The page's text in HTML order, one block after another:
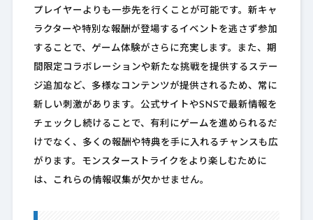
プレイヤーよりも一歩先を行くことが可能です。新キャ
ラクターや特別な報酬が登場するイベントを逃さず参加
することで、ゲーム体験がさらに充実します。また、期
間限定コラボレーションや新たな挑戦を提供するステー
ジ追加など、多様なコンテンツが提供されるため、常に
新しい刺激があります。公式サイトやSNSで最新情報を
チェックし続けることで、有利にゲームを進められるだ
けでなく、多くの報酬や特典を手に入れるチャンスも広
がります。モンスターストライクをより楽しむために
は、これらの情報収集が欠かせません。